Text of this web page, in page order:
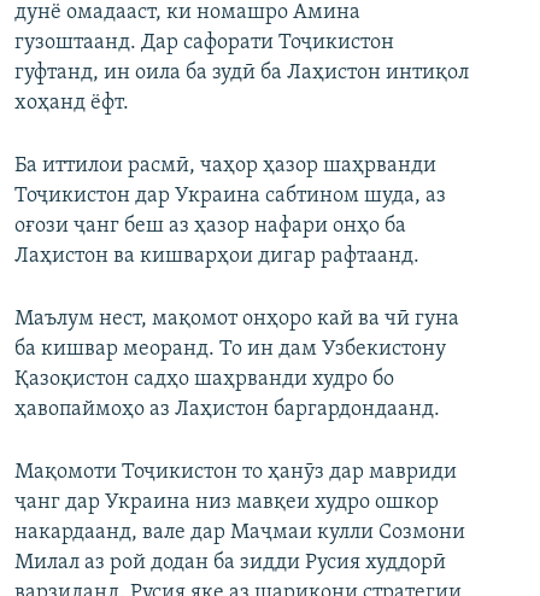
дунё омадааст, ки номашро Амина
гузоштаанд. Дар сафорати Тоҷикистон
гуфтанд, ин оила ба зудӣ ба Лаҳистон интиқол
хоҳанд ёфт.
Ба иттилои расмӣ, чаҳор ҳазор шаҳрванди
Тоҷикистон дар Украина сабтином шуда, аз
оғози ҷанг беш аз ҳазор нафари онҳо ба
Лаҳистон ва кишварҳои дигар рафтаанд.
Маълум нест, мақомот онҳоро кай ва чӣ гуна
ба кишвар меоранд. То ин дам Узбекистону
Қазоқистон садҳо шаҳрванди худро бо
ҳавопаймоҳо аз Лаҳистон баргардондаанд.
Мақомоти Тоҷикистон то ҳанӯз дар мавриди
ҷанг дар Украина низ мавқеи худро ошкор
накардаанд, вале дар Маҷмаи кулли Созмони
Милал аз рой додан ба зидди Русия худдорӣ